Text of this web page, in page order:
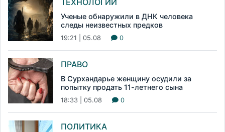
ТЕХНОЛОГИИ
Ученые обнаружили в ДНК человека
следы неизвестных предков
19:21 | 05.08 0
ПРАВО
В Сурхандарье женщину осудили за
попытку продать 11-летнего сына
18:33 | 05.08 0
ПОЛИТИКА